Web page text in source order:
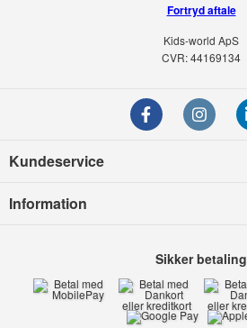
Fortryd aftale
Kids-world ApS
CVR: 44169134
Kundeservice
Information
Sikker betaling